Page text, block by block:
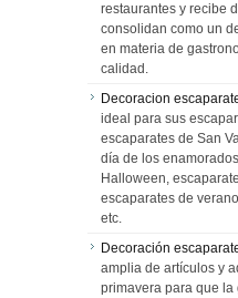
restaurantes y recibe
consolidan como un
en materia de
calidad.
Decoracion
ideal para sus
escaparates de San
día de los
Halloween,
escaparates de
etc.
Decoración
amplia de artículos y
primavera para que